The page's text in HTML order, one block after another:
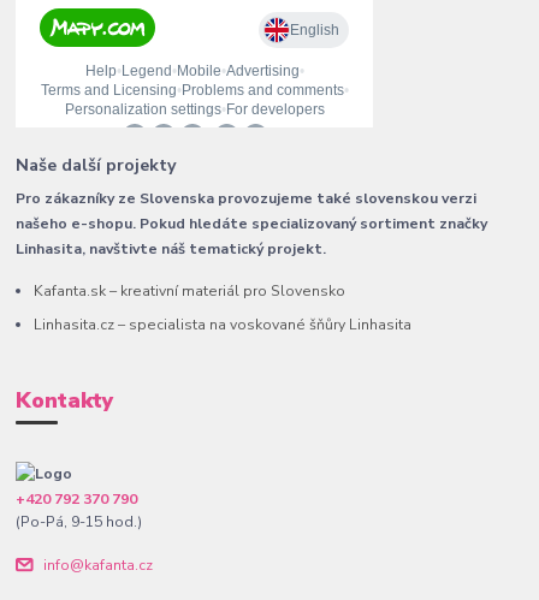
Naše další projekty
Pro zákazníky ze Slovenska provozujeme také slovenskou verzi
našeho e-shopu. Pokud hledáte specializovaný sortiment značky
Linhasita, navštivte náš tematický projekt.
Kafanta.sk – kreativní materiál pro Slovensko
Linhasita.cz – specialista na voskované šňůry Linhasita
Kontakty
+420 792 370 790
(Po-Pá, 9-15 hod.)
info@kafanta.cz